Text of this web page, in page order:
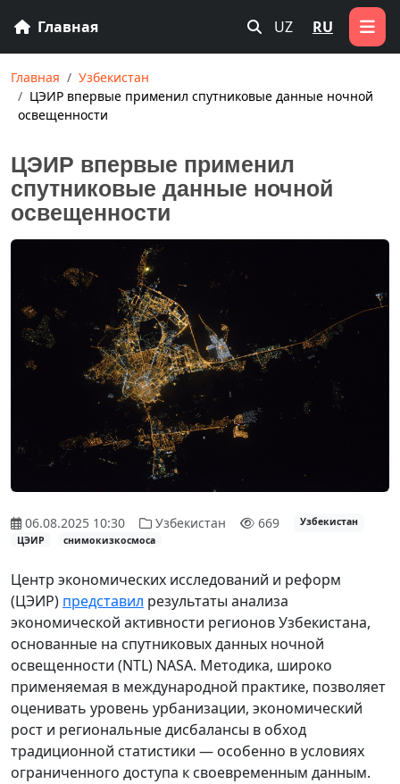
Главная UZ RU
Главная
Узбекистан
ЦЭИР впервые применил спутниковые данные ночной
освещенности
ЦЭИР впервые применил
спутниковые данные ночной
освещенности
06.08.2025 10:30 Узбекистан 669
Узбекистан
ЦЭИР
снимокизкосмоса
Центр экономических исследований и реформ
(ЦЭИР) представил результаты анализа
экономической активности регионов Узбекистана,
основанные на спутниковых данных ночной
освещенности (NTL) NASA. Методика, широко
применяемая в международной практике, позволяет
оценивать уровень урбанизации, экономический
рост и региональные дисбалансы в обход
традиционной статистики — особенно в условиях
ограниченного доступа к своевременным данным.